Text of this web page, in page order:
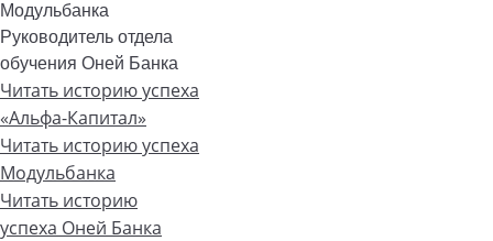
Модульбанка
Руководитель отдела
обучения Оней Банка
Читать историю успеха
«Альфа-Капитал»
Читать историю успеха
Модульбанка
Читать историю
успеха Оней Банка